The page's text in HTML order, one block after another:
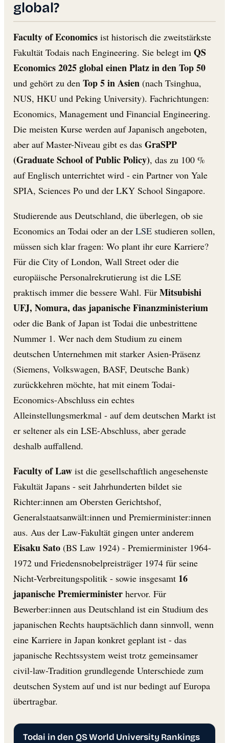
global?
Faculty of Economics ist historisch die zweitstärkste
Fakultät Todais nach Engineering. Sie belegt im QS
Economics 2025 global einen Platz in den Top 50
und gehört zu den Top 5 in Asien (nach Tsinghua,
NUS, HKU und Peking University). Fachrichtungen:
Economics, Management und Financial Engineering.
Die meisten Kurse werden auf Japanisch angeboten,
aber auf Master-Niveau gibt es das GraSPP
(Graduate School of Public Policy), das zu 100 %
auf Englisch unterrichtet wird - ein Partner von Yale
SPIA, Sciences Po und der LKY School Singapore.
Studierende aus Deutschland, die überlegen, ob sie
Economics an Todai oder an der LSE studieren sollen,
müssen sich klar fragen: Wo plant ihr eure Karriere?
Für die City of London, Wall Street oder die
europäische Personalrekrutierung ist die LSE
praktisch immer die bessere Wahl. Für Mitsubishi
UFJ, Nomura, das japanische Finanzministerium
oder die Bank of Japan ist Todai die unbestrittene
Nummer 1. Wer nach dem Studium zu einem
deutschen Unternehmen mit starker Asien-Präsenz
(Siemens, Volkswagen, BASF, Deutsche Bank)
zurückkehren möchte, hat mit einem Todai-
Economics-Abschluss ein echtes
Alleinstellungsmerkmal - auf dem deutschen Markt ist
er seltener als ein LSE-Abschluss, aber gerade
deshalb auffallend.
Faculty of Law ist die gesellschaftlich angesehenste
Fakultät Japans - seit Jahrhunderten bildet sie
Richter:innen am Obersten Gerichtshof,
Generalstaatsanwält:innen und Premierminister:innen
aus. Aus der Law-Fakultät gingen unter anderem
Eisaku Sato (BS Law 1924) - Premierminister 1964-
1972 und Friedensnobelpreisträger 1974 für seine
Nicht-Verbreitungspolitik - sowie insgesamt 16
japanische Premierminister hervor. Für
Bewerber:innen aus Deutschland ist ein Studium des
japanischen Rechts hauptsächlich dann sinnvoll, wenn
eine Karriere in Japan konkret geplant ist - das
japanische Rechtssystem weist trotz gemeinsamer
civil-law-Tradition grundlegende Unterschiede zum
deutschen System auf und ist nur bedingt auf Europa
übertragbar.
Todai in den QS World University Rankings